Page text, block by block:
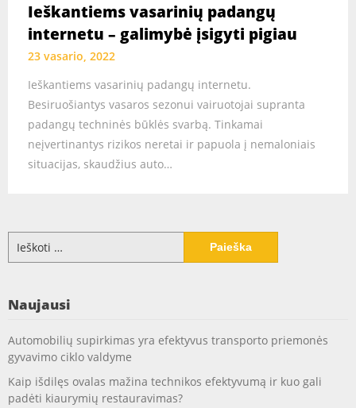
Ieškantiems vasarinių padangų
internetu – galimybė įsigyti pigiau
23 vasario, 2022
Ieškantiems vasarinių padangų internetu.
Besiruošiantys vasaros sezonui vairuotojai supranta
padangų techninės būklės svarbą. Tinkamai
neįvertinantys rizikos neretai ir papuola į nemaloniais
situacijas, skaudžius auto…
Naujausi
Automobilių supirkimas yra efektyvus transporto priemonės
gyvavimo ciklo valdyme
Kaip išdilęs ovalas mažina technikos efektyvumą ir kuo gali
padėti kiaurymių restauravimas?